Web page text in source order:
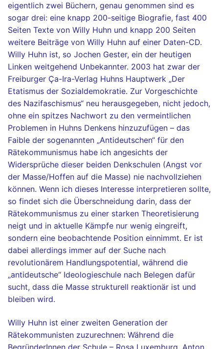
eigentlich zwei Büchern, genau genommen sind es
sogar drei: eine knapp 200-seitige Biografie, fast 400
Seiten Texte von Willy Huhn und knapp 200 Seiten
weitere Beiträge von Willy Huhn auf einer Daten-CD.
Willy Huhn ist, so Jochen Gester, ein der heutigen
Linken weitgehend Unbekannter. 2003 hat zwar der
Freiburger Ça-Ira-Verlag Huhns Hauptwerk „Der
Etatismus der Sozialdemokratie. Zur Vorgeschichte
des Nazifaschismus“ neu herausgegeben, nicht jedoch,
ohne ein spitzes Nachwort zu den vermeintlichen
Problemen in Huhns Denkens hinzuzufügen – das
Faible der sogenannten „Antideutschen“ für den
Rätekommunismus habe ich angesichts der
Widersprüche dieser beiden Denkschulen (Angst vor
der Masse/Hoffen auf die Masse) nie nachvollziehen
können. Wenn ich dieses Interesse interpretieren sollte,
so findet sich die Überschneidung darin, dass der
Rätekommunismus zu einer starken Theoretisierung
neigt und in aktuelle Kämpfe nur wenig eingreift,
sondern eine beobachtende Position einnimmt. Er ist
dabei allerdings immer auf der Suche nach
revolutionärem Handlungspotential, während die
„antideutsche“ Ideologieschule nach Belegen dafür
sucht, dass die Masse strukturell reaktionär ist und
bleiben wird.
Willy Huhn ist einer zweiten Generation der
Rätekommunisten zuzurechnen: Während die
BegründerInnen der Schule – Rosa Luxemburg, Anton